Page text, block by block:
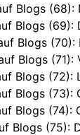
Blogs
Blogs (69):
Blogs
Blogs
Blogs (72):
Blogs (73):
Blogs (74):
Blogs (75):